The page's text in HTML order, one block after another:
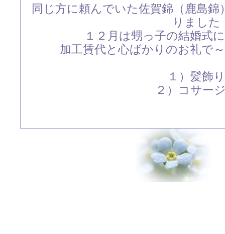
同じ方に頼んでいた佐賀錦（鹿島
りました
１２月は甥っ子の結婚式
加工賃代と心ばかりのお礼で
１）髪飾り
２）コサー